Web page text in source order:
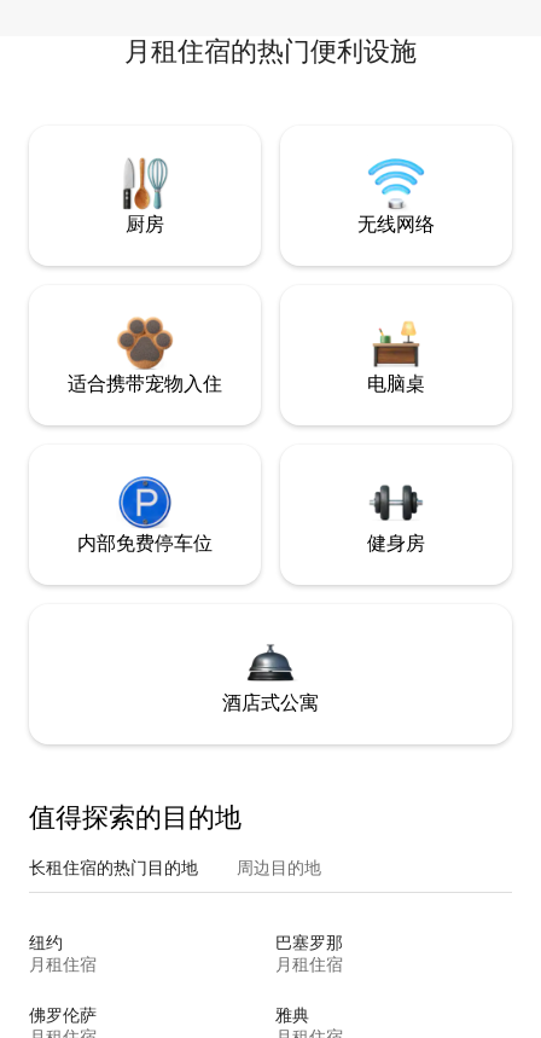
月租住宿的热门便利设施
厨房 无线网络
适合携带宠物入住 电脑桌
内部免费停车位 健身房
酒店式公寓
值得探索的目的地
长租住宿的热门目的地 周边目的地
纽约
月租住宿
巴塞罗那
月租住宿
佛罗伦萨
雅典